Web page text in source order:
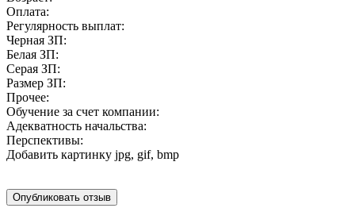
Оплата:
Регулярность выплат:
Черная ЗП:
Белая ЗП:
Серая ЗП:
Размер ЗП:
Прочее:
Обучение за счет компании:
Адекватность начальства:
Перспективы:
Добавить картинку jpg, gif, bmp